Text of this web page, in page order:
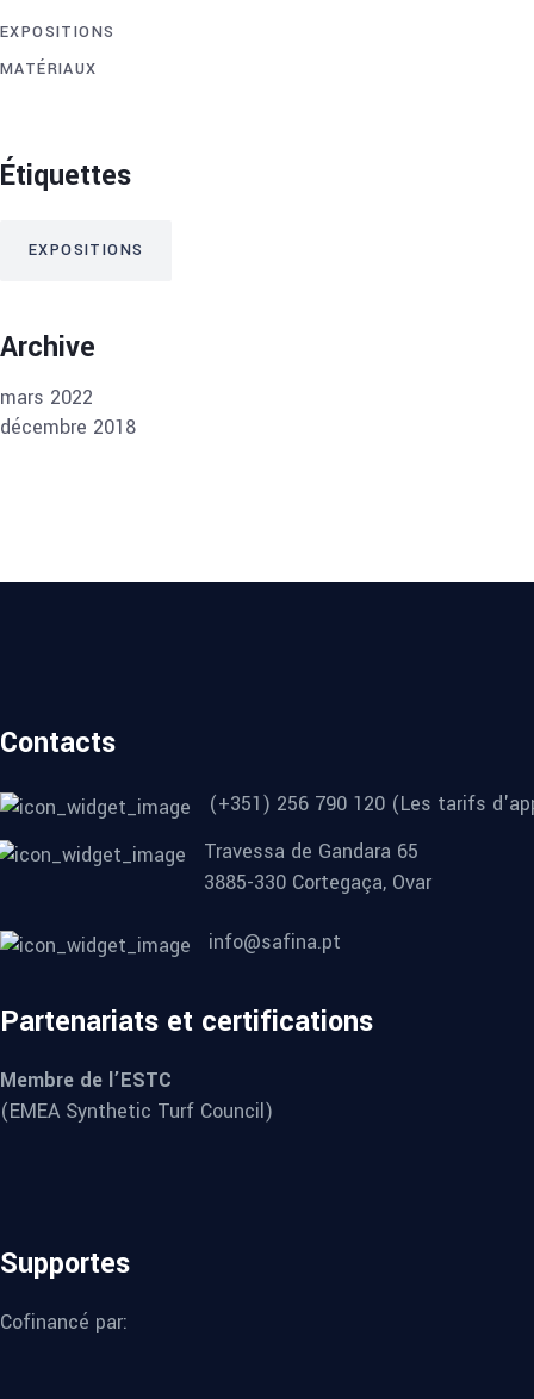
EXPOSITIONS
MATÉRIAUX
Étiquettes
EXPOSITIONS
Archive
mars 2022
décembre 2018
Contacts
(+351) 256 790 120 (Les tarifs
Travessa de Gandara 65
3885-330 Cortegaça, Ovar
info@safina.pt
Partenariats et certifications
Membre de l’ESTC
(EMEA Synthetic Turf Council)
Supportes
Cofinancé par: